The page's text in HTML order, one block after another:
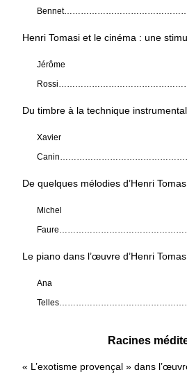
Henri Tomasi et le cinéma : une
Jérôme
Du timbre à la technique
Xavier
De quelques mélodies d’Henri
Michel
Le piano dans l’œuvre d’Henri
Ana
Racines
« L’exotisme provençal » dans